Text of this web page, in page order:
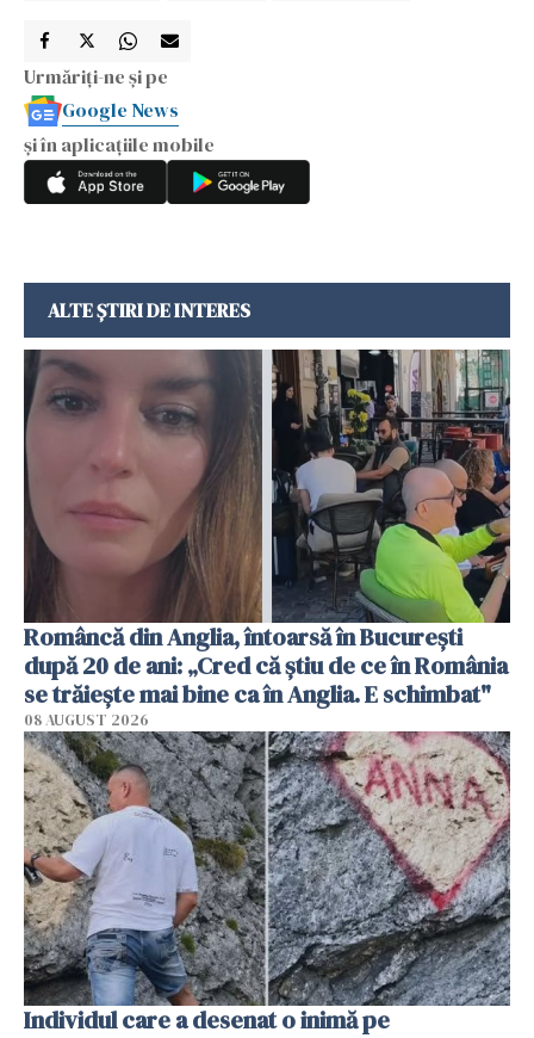
Urmăriți-ne și pe
Google News
și în aplicațiile mobile
ALTE ȘTIRI DE INTERES
Româncă din Anglia, întoarsă în București
după 20 de ani: „Cred că știu de ce în România
se trăiește mai bine ca în Anglia. E schimbat"
08 AUGUST 2026
Individul care a desenat o inimă pe